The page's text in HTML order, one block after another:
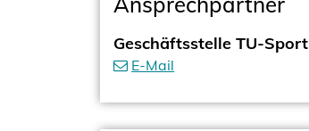
Geschäftsstelle TU-Sport
E-Mail